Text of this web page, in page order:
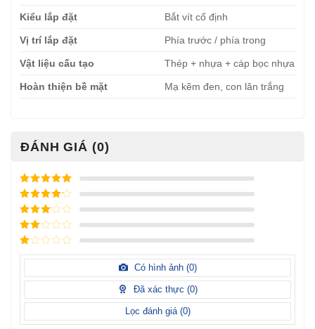
Kiểu lắp đặt Bắt vít cố định
Vị trí lắp đặt Phía trước / phía trong
Vật liệu cấu tạo Thép + nhựa + cáp bọc nhựa
Hoàn thiện bề mặt Mạ kẽm đen, con lăn trắng
ĐÁNH GIÁ (0)
Được xếp
hạng
5
5
sao
Được xếp
hạng
4
5
sao
Được
xếp
hạng3
5 sao
Được
hạng
sao
Được
hạng
sao
Có hình ảnh (0)
Đã xác thực (0)
Lọc đánh giá (0)